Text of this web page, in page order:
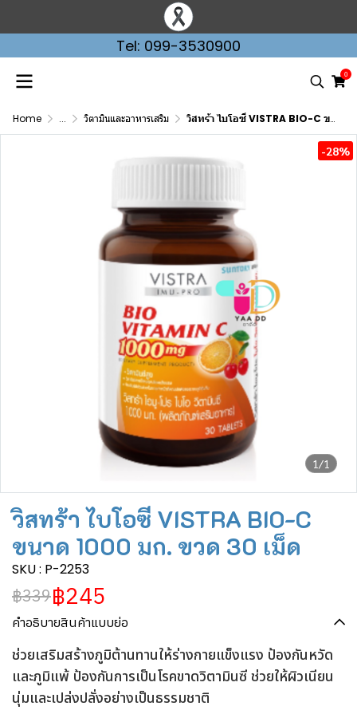
Tel: 099-3530900
0
Home ... วิตามินและอาหารเสริม วิสทร้า ไบโอซี VISTRA BIO-C ขนาด 1000 มก. ขวด 30 เม็ด
1/1
-28%
วิสทร้า ไบโอซี VISTRA BIO-C
ขนาด 1000 มก. ขวด 30 เม็ด
SKU : P-2253
฿339฿245
คำอธิบายสินค้าแบบย่อ
ช่วยเสริมสร้างภูมิต้านทานให้ร่างกายแข็งแรง ป้องกันหวัด
และภูมิแพ้ ป้องกันการเป็นโรคขาดวิตามินซี ช่วยให้ผิวเนียน
นุ่มและเปล่งปลั่งอย่างเป็นธรรมชาติ